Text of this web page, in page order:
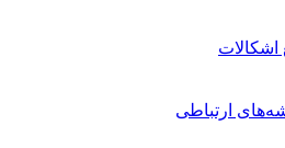
ارتباطی